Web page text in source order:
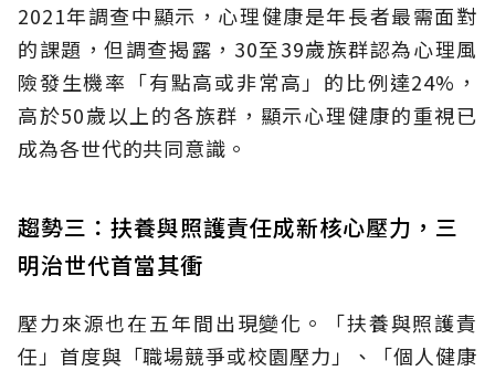
2021年調查中顯示，心理健康是年長者最需面對
的課題，但調查揭露，30至39歲族群認為心理風
險發生機率「有點高或非常高」的比例達24%，
高於50歲以上的各族群，顯示心理健康的重視已
成為各世代的共同意識。
趨勢三：扶養與照護責任成新核心壓力，三
明治世代首當其衝
壓力來源也在五年間出現變化。「扶養與照護責
任」首度與「職場競爭或校園壓力」、「個人健康